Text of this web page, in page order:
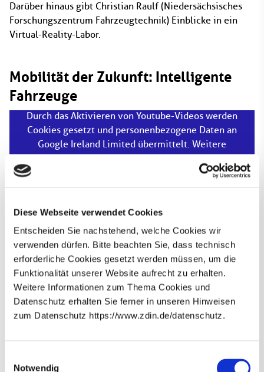
Diese Webseite verwendet Cookies
Entscheiden Sie nachstehend, welche Cookies wir
verwenden dürfen. Bitte beachten Sie, dass technisch
erforderliche Cookies gesetzt werden müssen, um die
Funktionalität unserer Website aufrecht zu erhalten.
Weitere Informationen zum Thema Cookies und
Datenschutz erhalten Sie ferner in unseren Hinweisen
zum Datenschutz https://www.zdin.de/datenschutz.
Notwendig
Darüber hinaus gibt Christian Raulf (Niedersächsisches
Forschungszentrum Fahrzeugtechnik) Einblicke in ein
Virtual-Reality-Labor.
Mobilität der Zukunft: Intelligente
Fahrzeuge
Durch das Aktivieren von Youtube-Videos werden
Cookies gesetzt und personenbezogene Daten an
Google Ireland Limited übermittelt. Weitere
Informationen können Sie unserer
entnehmen.
Fertigungsprozesse vernetzen.
Welche Verfahren verbessern die Produktion? Eine
digitale und vernetzte Produktionskette kann die
Wirtschaftlichkeit der industriellen Fertigung
optimieren.
Wie das aussehen kann, erläutert Prof. Berend Denkena
Augmented-Reality-Anwendung. Er erklärt, was